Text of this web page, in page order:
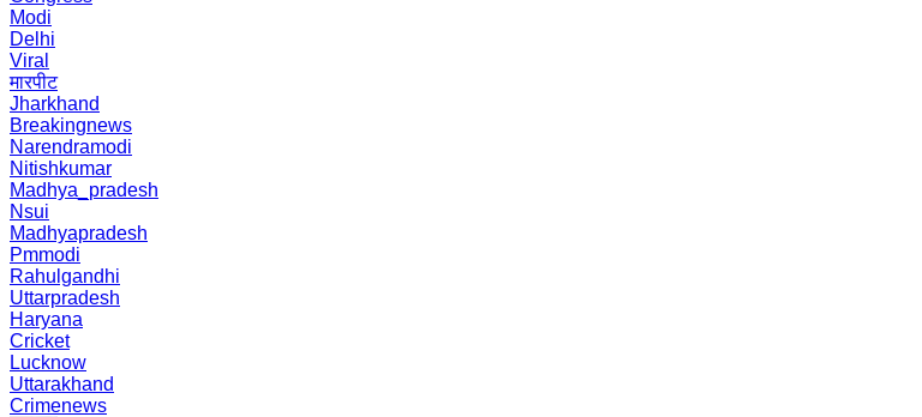
Modi
Delhi
Viral
मारपीट
Jharkhand
Breakingnews
Narendramodi
Nitishkumar
Madhya_pradesh
Nsui
Madhyapradesh
Pmmodi
Rahulgandhi
Uttarpradesh
Haryana
Cricket
Lucknow
Uttarakhand
Crimenews